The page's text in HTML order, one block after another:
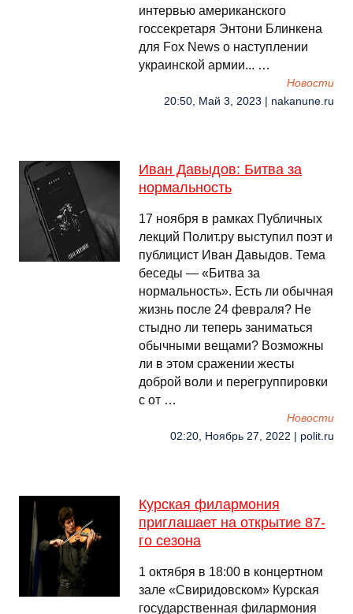
интервью американского
госсекретаря Энтони Блинкена
для Fox News о наступлении
украинской армии... …
Новости
20:50, Май 3, 2023 | nakanune.ru
Иван Давыдов: Битва за
нормальность
17 ноября в рамках Публичных
лекций Полит.ру выступил поэт и
публицист Иван Давыдов. Тема
беседы — «Битва за
нормальность». Есть ли обычная
жизнь после 24 февраля? Не
стыдно ли теперь заниматься
обычными вещами? Возможны
ли в этом сражении жесты
доброй воли и перегруппировки
с от …
Новости
02:20, Ноябрь 27, 2022 | polit.ru
Курская филармония
приглашает на открытие 87-
го сезона
1 октября в 18:00 в концертном
зале «Свиридовском» Курская
государственная филармония